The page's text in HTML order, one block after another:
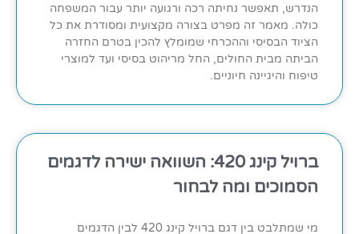
הנדרש, תאפשר נחיתה רכה ורגועה יותר עבור המשפחה
כולה. מאמר זה מפרט בצורה מקצועית ומסודרת את כל
הציוד הבסיסי וההכרחי שמומלץ להכין בטרם החזרה
הביתה מבית החולים, החל מריהוט בסיסי ועד למוצרי
טיפוח והיגיינה חיוניים.
ברויל קינג 420: השוואה ישירה לדגמים
הסמוכים ומה לבחור
מי שמתלבט בין דגם ברויל קינג 420 לבין הדגמים